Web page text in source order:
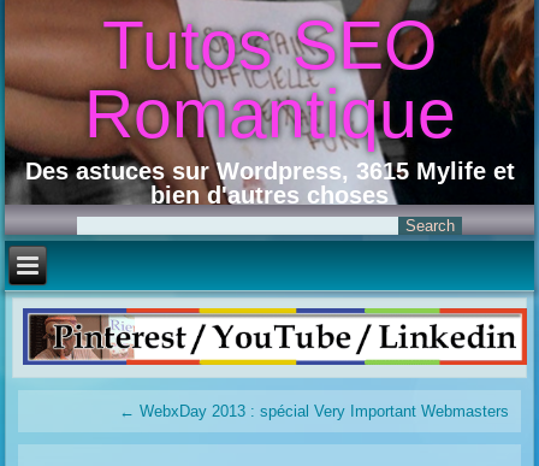
Tutos SEO
Romantique
Des astuces sur Wordpress, 3615 Mylife et
bien d'autres choses
← WebxDay 2013 : spécial Very Important Webmasters